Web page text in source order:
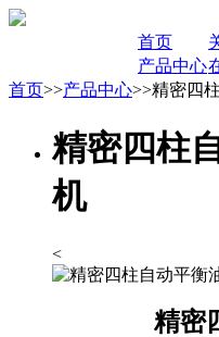
首页
产品中心
首页>>产品中心>>精密四
精密四柱
机
<
精密